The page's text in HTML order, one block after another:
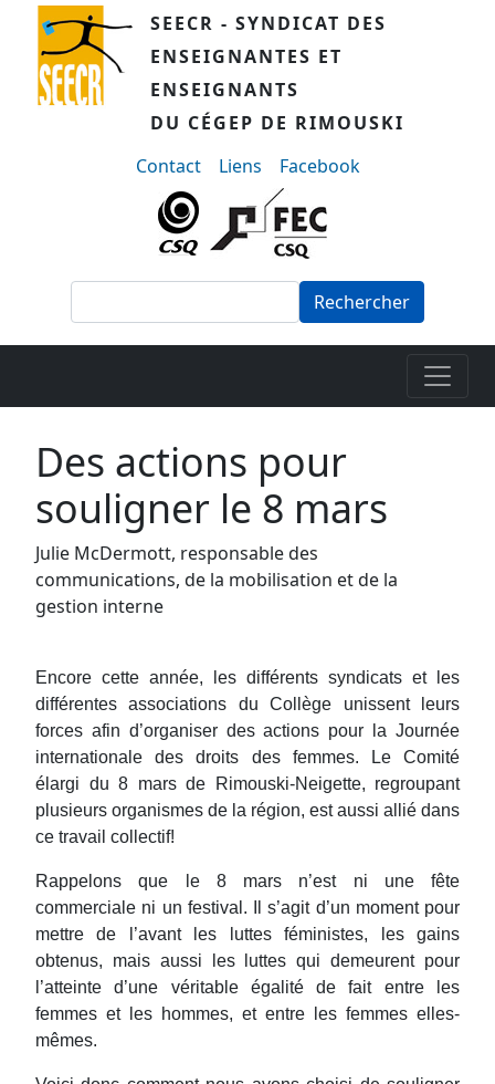
Aller au contenu principalSEECR - SYNDICAT DES
ENSEIGNANTES ET
ENSEIGNANTS
DU CÉGEP DE RIMOUSKI
menu-secondaire
Contact Liens Facebook
Des actions pour
souligner le 8 mars
Julie McDermott, responsable des
communications, de la mobilisation et de la
gestion interne
Encore cette année, les différents syndicats et les
différentes associations du Collège unissent leurs
forces afin d’organiser des actions pour la Journée
internationale des droits des femmes. Le Comité
élargi du 8 mars de Rimouski-Neigette, regroupant
plusieurs organismes de la région, est aussi allié dans
ce travail collectif!
Rappelons que le 8 mars n’est ni une fête
commerciale ni un festival. Il s’agit d’un moment pour
mettre de l’avant les luttes féministes, les gains
obtenus, mais aussi les luttes qui demeurent pour
l’atteinte d’une véritable égalité de fait entre les
femmes et les hommes, et entre les femmes elles-
mêmes.